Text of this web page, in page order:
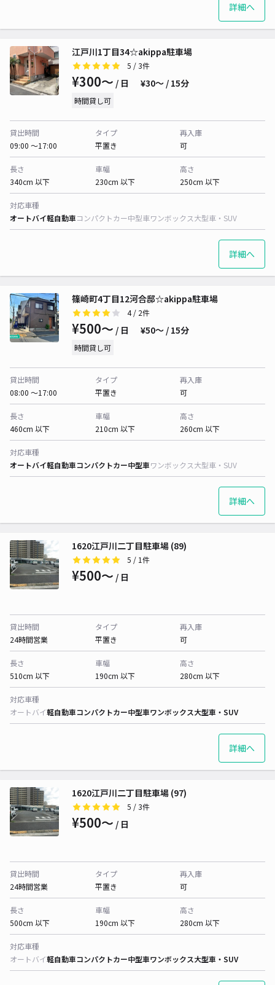
詳細へ
江戸川1丁目34☆akippa駐車場
5 / 3件
¥300〜 / 日 ¥30〜 / 15分
時間貸し可
貸出時間
09:00 〜17:00
タイプ
平置き
再入庫
可
長さ
340cm 以下
車幅
230cm 以下
高さ
250cm 以下
対応車種
オートバイ軽自動車コンパクトカー中型車ワンボックス大型車・SUV
詳細へ
篠崎町4丁目12河合邸☆akippa駐車場
4/ 2件
¥500〜 / 日 ¥50〜 / 15分
時間貸し可
貸出時間
08:00 〜17:00
タイプ
平置き
再入庫
可
長さ
460cm 以下
車幅
210cm 以下
高さ
260cm 以下
対応車種
オートバイ軽自動車コンパクトカー中型車ワンボックス大型車・SUV
詳細へ
1620江戸川二丁目駐車場 (89)
5 / 1件
¥500〜 / 日
貸出時間
24時間営業
タイプ
平置き
再入庫
可
長さ
510cm 以下
車幅
190cm 以下
高さ
280cm 以下
対応車種
オートバイ軽自動車コンパクトカー中型車ワンボックス大型車・SUV
詳細へ
1620江戸川二丁目駐車場 (97)
5 / 3件
¥500〜 / 日
貸出時間
24時間営業
タイプ
平置き
再入庫
可
長さ
500cm 以下
車幅
190cm 以下
高さ
280cm 以下
対応車種
オートバイ軽自動車コンパクトカー中型車ワンボックス大型車・SUV